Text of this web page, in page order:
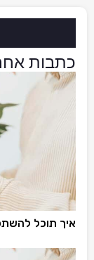
כתבות
איך תוכל